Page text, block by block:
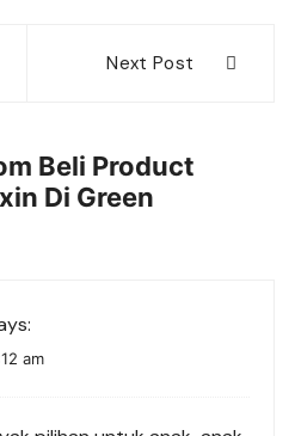
Next Post
Beli Product
Di Green
am